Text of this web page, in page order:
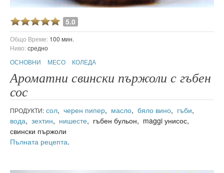
5.0
Общо Време: 100 мин.
Ниво:средно
ОСНОВНИ
МЕСО КОЛЕДА
Ароматни свински пържоли с гъбен
сос
ПРОДУКТИ: сол, черен пипер, масло, бяло вино, гъби,
вода, зехтин, нишесте, гъбен бульон, maggi унисос,
свински пържоли
Пълната рецепта.